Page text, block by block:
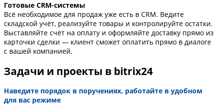
Готовые CRM-системы
Всё необходимое для продаж уже есть в CRM. Ведите
складской учёт, реализуйте товары и контролируйте остатки.
Выставляйте счёт на оплату и оформляйте доставку прямо из
карточки сделки — клиент сможет оплатить прямо в диалоге
с вашей компанией.
Задачи и проекты в bitrix24
Наведите порядок в поручениях, работайте в удобном
для вас режиме